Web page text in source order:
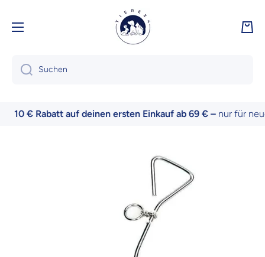
Suchen
10 € Rabatt auf deinen ersten Einkauf ab 69 € –nur für neue
Zu Produktinformationen springen